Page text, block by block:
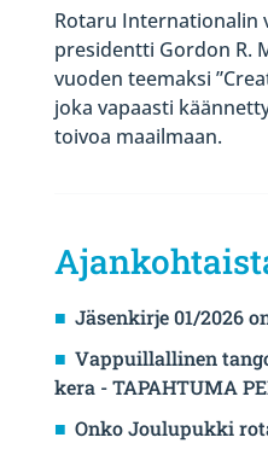
Rotaru Internationalin
presidentti Gordon R.
vuoden teemaksi
joka vapaasti
toivoa maailmaan.
Jäsenkirje 01/2026
Vappuillallinen
kera - TAPAHTUMA
Onko Joulupukki